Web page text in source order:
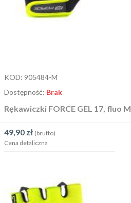
KOD: 905484-M
Dostępność: Brak
Rękawiczki FORCE GEL 17, fluo M
49,90 zł (brutto)
Cena detaliczna